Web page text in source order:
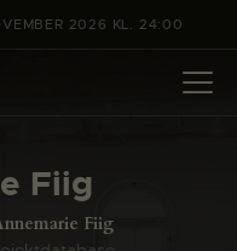
2026 KL. 24:00
Fiig
Fiig